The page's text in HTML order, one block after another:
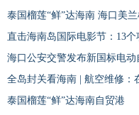
直击海南岛国际电影节：13个
海口公安交警发布新国标电
全岛封关看海南 | 航空维修：
泰国榴莲“鲜”达海南自贸港